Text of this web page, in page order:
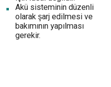
Akü sisteminin düzenli
olarak şarj edilmesi ve
bakımının yapılması
gerekir.